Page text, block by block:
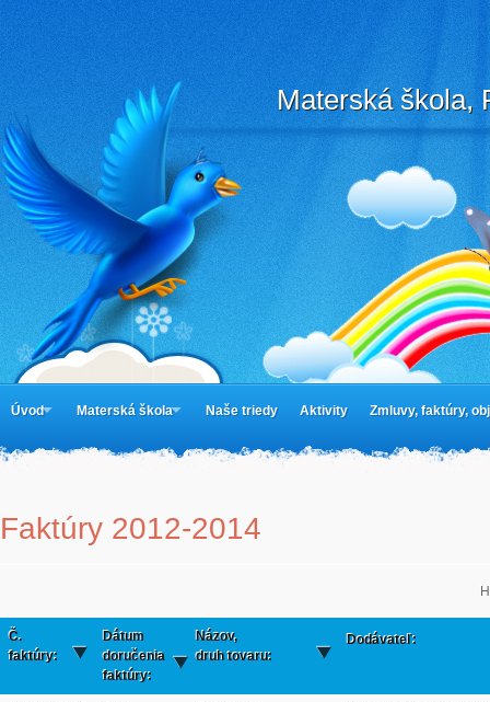
Materská škola,
Úvod Materská škola Naše triedy Aktivity Zmluvy, faktúry,
Faktúry 2012-2014
Č.
faktúry:
Dátum
doručenia
faktúry:
Názov,
druh tovaru:
Dodávateľ: